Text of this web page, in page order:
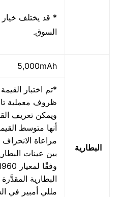
* قد يختلف خيار
السوق.
البطارية
5,000mAh
*تم اختبار القيمة
ظروف معملية
ويمكن تعريف
أنها متوسط القيمة
مراعاة الانحراف
بين عينات
مللي أمبير في